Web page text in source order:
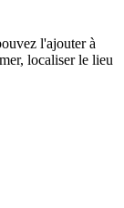
l'ajouter à
localiser le lieu